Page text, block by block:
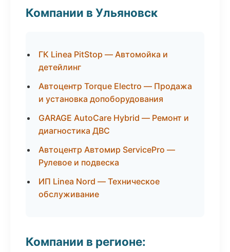
Компании в Ульяновск
ГК Linea PitStop — Автомойка и
детейлинг
Автоцентр Torque Electro — Продажа
и установка допоборудования
GARAGE AutoCare Hybrid — Ремонт и
диагностика ДВС
Автоцентр Автомир ServicePro —
Рулевое и подвеска
ИП Linea Nord — Техническое
обслуживание
Компании в регионе: